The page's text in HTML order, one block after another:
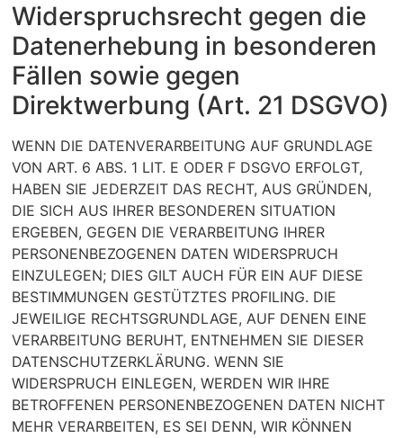
Widerspruchsrecht gegen die
Datenerhebung in besonderen
Fällen sowie gegen
Direktwerbung (Art. 21 DSGVO)
WENN DIE DATENVERARBEITUNG AUF GRUNDLAGE
VON ART. 6 ABS. 1 LIT. E ODER F DSGVO ERFOLGT,
HABEN SIE JEDERZEIT DAS RECHT, AUS GRÜNDEN,
DIE SICH AUS IHRER BESONDEREN SITUATION
ERGEBEN, GEGEN DIE VERARBEITUNG IHRER
PERSONENBEZOGENEN DATEN WIDERSPRUCH
EINZULEGEN; DIES GILT AUCH FÜR EIN AUF DIESE
BESTIMMUNGEN GESTÜTZTES PROFILING. DIE
JEWEILIGE RECHTSGRUNDLAGE, AUF DENEN EINE
VERARBEITUNG BERUHT, ENTNEHMEN SIE DIESER
DATENSCHUTZERKLÄRUNG. WENN SIE
WIDERSPRUCH EINLEGEN, WERDEN WIR IHRE
BETROFFENEN PERSONENBEZOGENEN DATEN NICHT
MEHR VERARBEITEN, ES SEI DENN, WIR KÖNNEN